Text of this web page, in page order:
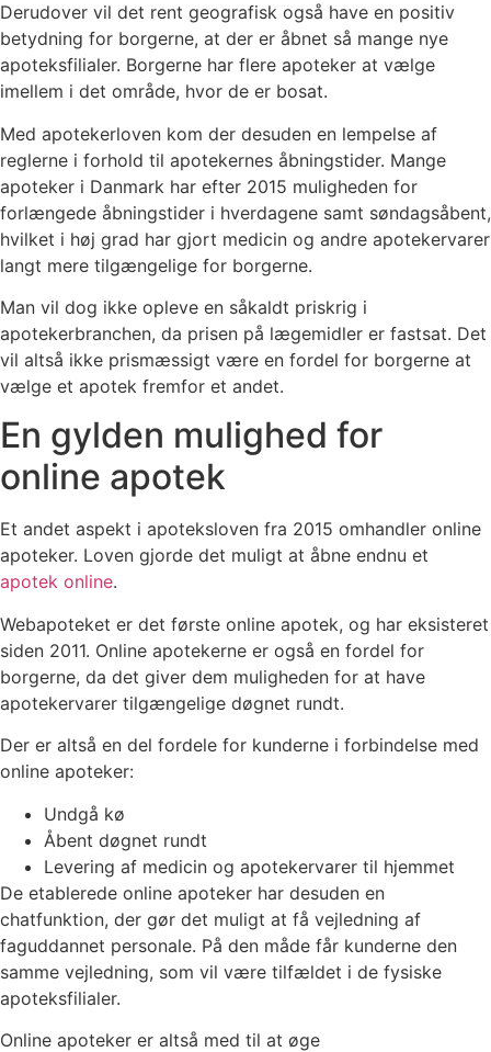
Derudover vil det rent geografisk også have en positiv
betydning for borgerne, at der er åbnet så mange nye
apoteksfilialer. Borgerne har flere apoteker at vælge
imellem i det område, hvor de er bosat.
Med apotekerloven kom der desuden en lempelse af
reglerne i forhold til apotekernes åbningstider. Mange
apoteker i Danmark har efter 2015 muligheden for
forlængede åbningstider i hverdagene samt søndagsåbent,
hvilket i høj grad har gjort medicin og andre apotekervarer
langt mere tilgængelige for borgerne.
Man vil dog ikke opleve en såkaldt priskrig i
apotekerbranchen, da prisen på lægemidler er fastsat. Det
vil altså ikke prismæssigt være en fordel for borgerne at
vælge et apotek fremfor et andet.
En gylden mulighed for
online apotek
Et andet aspekt i apoteksloven fra 2015 omhandler online
apoteker. Loven gjorde det muligt at åbne endnu et
apotek online.
Webapoteket er det første online apotek, og har eksisteret
siden 2011. Online apotekerne er også en fordel for
borgerne, da det giver dem muligheden for at have
apotekervarer tilgængelige døgnet rundt.
Der er altså en del fordele for kunderne i forbindelse med
online apoteker:
Undgå kø
Åbent døgnet rundt
Levering af medicin og apotekervarer til hjemmet
De etablerede online apoteker har desuden en
chatfunktion, der gør det muligt at få vejledning af
faguddannet personale. På den måde får kunderne den
samme vejledning, som vil være tilfældet i de fysiske
apoteksfilialer.
Online apoteker er altså med til at øge